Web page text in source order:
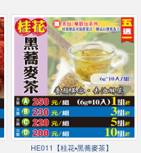
HE011【桂花▪黑蕎麥茶】